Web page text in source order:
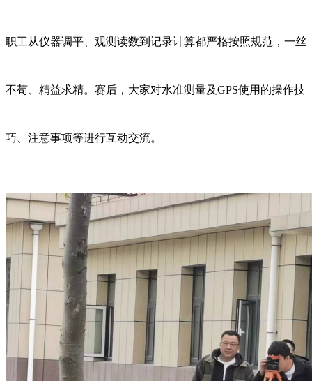
职工从仪器调平、观测读数到记录计算都严格按照规范，一丝
不苟、精益求精。赛后，大家对水准测量及GPS使用的操作技
巧、注意事项等进行互动交流。